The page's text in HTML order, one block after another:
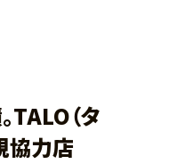
時間が流れる
TALO（タ
協力店